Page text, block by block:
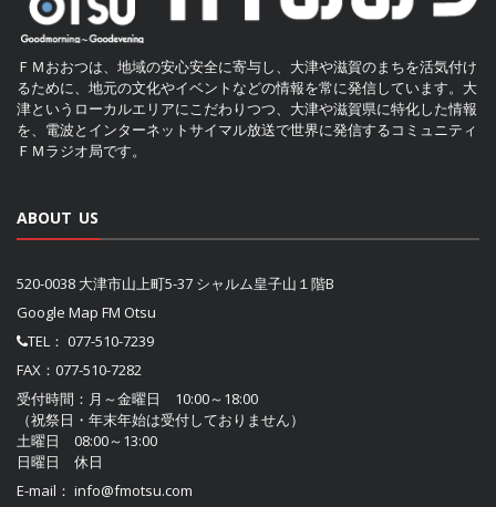
ＦＭおおつは、地域の安心安全に寄与し、大津や滋賀のまちを活気付け
るために、地元の文化やイベントなどの情報を常に発信しています。大
津というローカルエリアにこだわりつつ、大津や滋賀県に特化した情報
を、電波とインターネットサイマル放送で世界に発信するコミュニティ
ＦＭラジオ局です。
ABOUT US
520-0038 大津市山上町5-37 シャルム皇子山１階B
Google Map FM Otsu
TEL： 077-510-7239
FAX：077-510-7282
受付時間：月～金曜日 10:00～18:00
（祝祭日・年末年始は受付しておりません）
土曜日 08:00～13:00
日曜日 休日
E-mail： info@fmotsu.com